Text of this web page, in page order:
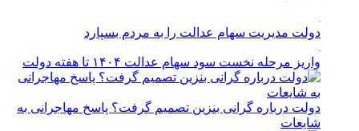
دولت مدیریت سهام عدالت را به مردم بسپارد
واریز مرحله نخست سود سهام عدالت ۱۴۰۴ تا هفته دولت
دولت درباره گرانی بنزین تصمیم گرفت؟ پاسخ مهاجرانی به
شایعات